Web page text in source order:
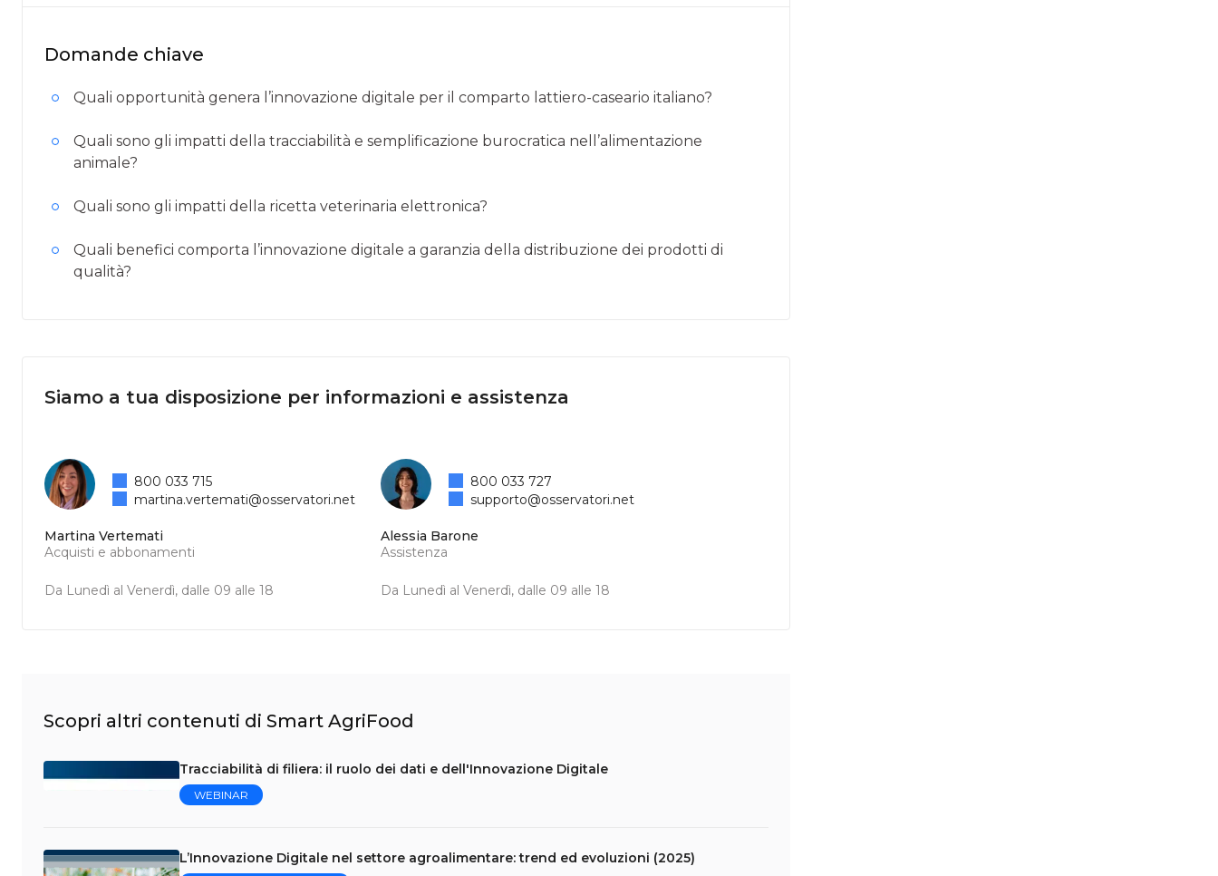
Domande chiave
Quali opportunità genera l’innovazione digitale per il comparto lattiero-caseario italiano?
Quali sono gli impatti della tracciabilità e semplificazione burocratica nell’alimentazione
animale?
Quali sono gli impatti della ricetta veterinaria elettronica?
Quali benefici comporta l’innovazione digitale a garanzia della distribuzione dei prodotti di
qualità?
Siamo a tua disposizione per informazioni e assistenza
Martina Vertemati
Acquisti e abbonamenti
Da Lunedì al Venerdì, dalle 09 alle 18
800 033 715
martina.vertemati@osservatori.net
Alessia Barone
Assistenza
Da Lunedì al Venerdì, dalle 09 alle 18
800 033 727
supporto@osservatori.net
Scopri altri contenuti di Smart AgriFood
Tracciabilità di filiera: il ruolo dei dati e dell'Innovazione Digitale
WEBINAR
L’Innovazione Digitale nel settore agroalimentare: trend ed evoluzioni (2025)